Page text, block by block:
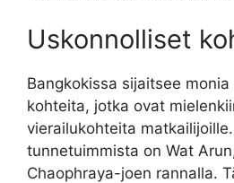
Uskonnolliset
Bangkokissa sijaitsee
kohteita, jotka ovat
vierailukohteita
tunnetuimmista on Wat
Chaophraya-joen rannalla.